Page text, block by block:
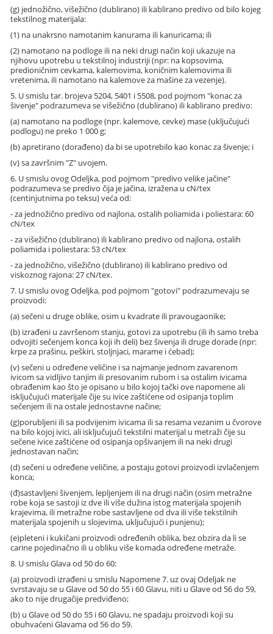
(g) jednožično, višežično (dublirano) ili kablirano predivo od bilo kojeg
tekstilnog materijala:
(1) na unakrsno namotanim kanurama ili kanuricama; ili
(2) namotano na podloge ili na neki drugi način koji ukazuje na
njihovu upotrebu u tekstilnoj industriji (npr: na kopsovima,
predioničnim cevkama, kalemovima, koničnim kalemovima ili
vretenima, ili namotano na kalemove za mašine za vezenje).
5. U smislu tar. brojeva 5204, 5401 i 5508, pod pojmom "konac za
šivenje" podrazumeva se višežično (dublirano) ili kablirano predivo:
(a) namotano na podloge (npr. kalemove, cevke) mase (uključujući
podlogu) ne preko 1 000 g;
(b) apretirano (dorađeno) da bi se upotrebilo kao konac za šivenje; i
(v) sa završnim "Z" uvojem.
6. U smislu ovog Odeljka, pod pojmom "predivo velike jačine"
podrazumeva se predivo čija je jačina, izražena u cN/tex
(centinjutnima po teksu) veća od:
- za jednožično predivo od najlona, ostalih poliamida i poliestara: 60
cN/tex
- za višežično (dublirano) ili kablirano predivo od najlona, ostalih
poliamida i poliestara: 53 cN/tex
- za jednožično, višežično (dublirano) ili kablirano predivo od
viskoznog rajona: 27 cN/tex.
7. U smislu ovog Odeljka, pod pojmom "gotovi" podrazumevaju se
proizvodi:
(a) sečeni u druge oblike, osim u kvadrate ili pravougaonike;
(b) izrađeni u završenom stanju, gotovi za upotrebu (ili ih samo treba
odvojiti sečenjem konca koji ih deli) bez šivenja ili druge dorade (npr:
krpe za prašinu, peškiri, stoljnjaci, marame i ćebad);
(v) sečeni u određene veličine i sa najmanje jednom zavarenom
ivicom sa vidljivo tanjim ili presovanim rubom i sa ostalim ivicama
obrađenim kao što je opisano u bilo kojoj tački ove napomene ali
isključujući materijale čije su ivice zaštićene od osipanja toplim
sečenjem ili na ostale jednostavne načine;
(g)porubljeni ili sa podvijenim ivicama ili sa resama vezanim u čvorove
na bilo kojoj ivici, ali isključujući tekstilni materijal u metraži čije su
sečene ivice zaštićene od osipanja opšivanjem ili na neki drugi
jednostavan način;
(d) sečeni u određene veličine, a postaju gotovi proizvodi izvlačenjem
konca;
(đ)sastavljeni šivenjem, lepljenjem ili na drugi način (osim metražne
robe koja se sastoji iz dve ili više dužina istog materijala spojenih
krajevima, ili metražne robe sastavljene od dva ili više tekstilnih
materijala spojenih u slojevima, uključujući i punjenu);
(e)pleteni i kukičani proizvodi određenih oblika, bez obzira da li se
carine pojedinačno ili u obliku više komada određene metraže.
8. U smislu Glava od 50 do 60:
(a) proizvodi izrađeni u smislu Napomene 7. uz ovaj Odeljak ne
svrstavaju se u Glave od 50 do 55 i 60 Glavu, niti u Glave od 56 do 59,
ako to nije drugačije predviđeno;
(b) u Glave od 50 do 55 i 60 Glavu, ne spadaju proizvodi koji su
obuhvaćeni Glavama od 56 do 59.